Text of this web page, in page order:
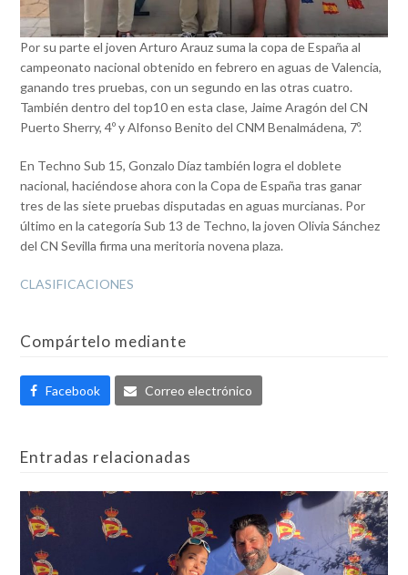
Por su parte el joven Arturo Arauz suma la copa de España al
campeonato nacional obtenido en febrero en aguas de Valencia,
ganando tres pruebas, con un segundo en las otras cuatro.
También dentro del top10 en esta clase, Jaime Aragón del CN
Puerto Sherry, 4º y Alfonso Benito del CNM Benalmádena, 7º.
En Techno Sub 15, Gonzalo Díaz también logra el doblete
nacional, haciéndose ahora con la Copa de España tras ganar
tres de las siete pruebas disputadas en aguas murcianas. Por
último en la categoría Sub 13 de Techno, la joven Olivia Sánchez
del CN Sevilla firma una meritoria novena plaza.
CLASIFICACIONES
Compártelo mediante
Facebook Correo electrónico
Entradas relacionadas